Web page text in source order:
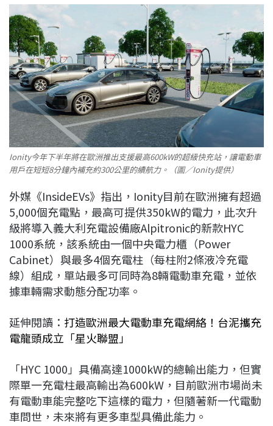
Ionity今年下半年將在歐洲推出支援最高600kW的超級快充站，讓電動車
用戶在短短8分鐘內補充約300公里的續航力。（圖／Ionity提供）
外媒《InsideEVs》指出，Ionity目前在歐洲擁有超過
5,000個充電點，最高可提供350kW的電力，此次升
級將導入義大利充電設備廠Alpitronic的新款HYC
1000系統，該系統由一個中央電力櫃（Power
Cabinet）與最多4個充電柱（每柱附2條液冷充電
線）組成，單站最多可同時為8輛電動車充電，並依
據車輛需求動態分配功率。
延伸閱讀： 打造歐洲最大電動車充電網絡！台泥攜充
電龍頭成立「星火聯盟」
「HYC 1000」具備高達1000kW的總輸出能力，但實
際單一充電柱最高輸出為600kW，目前歐洲市場尚未
有電動車能完整吃下這樣的電力，但隨著新一代電動
車問世，未來將有更多車型具備此能力。